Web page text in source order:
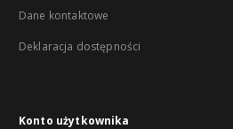
Dane kontaktowe
Deklaracja dostępności
Konto użytkownika